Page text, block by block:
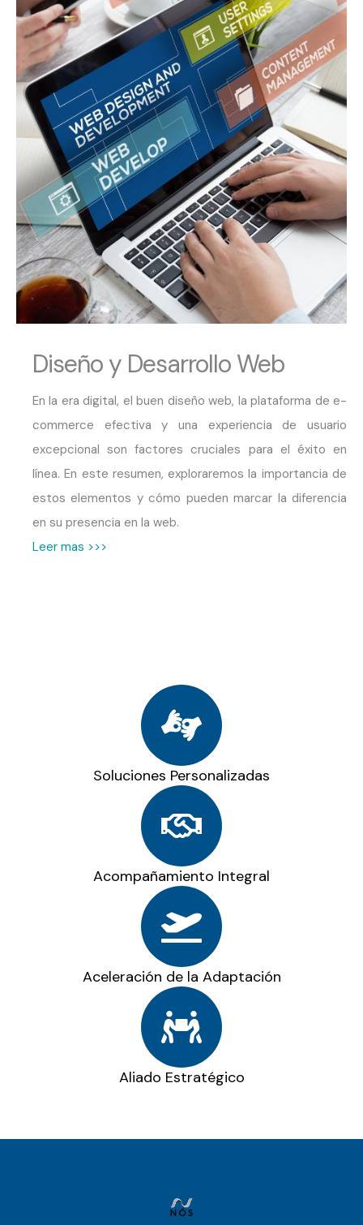
Diseño y Desarrollo Web
En la era digital, el buen diseño web, la plataforma de e-
commerce efectiva y una experiencia de usuario
excepcional son factores cruciales para el éxito en
línea. En este resumen, exploraremos la importancia de
estos elementos y cómo pueden marcar la diferencia
en su presencia en la web.
Leer mas >>>
Soluciones Personalizadas
Acompañamiento Integral
Aceleración de la Adaptación
Aliado Estratégico